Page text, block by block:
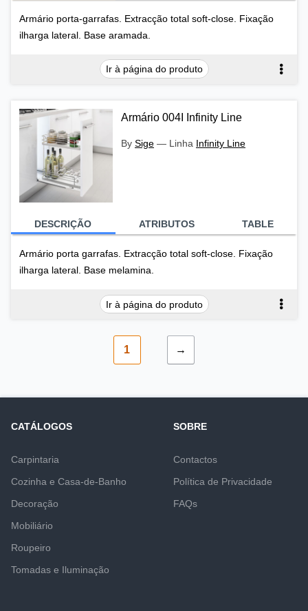
Armário porta-garrafas. Extracção total soft-close. Fixação
ilharga lateral. Base aramada.
Ir à página do produto
Armário 004I Infinity Line
By Sige — Linha Infinity Line
DESCRIÇÃO ATRIBUTOS TABLE
Armário porta garrafas. Extracção total soft-close. Fixação
ilharga lateral. Base melamina.
Ir à página do produto
1 →
CATÁLOGOS
Carpintaria
Cozinha e Casa-de-Banho
Decoração
Mobiliário
Roupeiro
Tomadas e Iluminação
SOBRE
Contactos
Política de Privacidade
FAQs